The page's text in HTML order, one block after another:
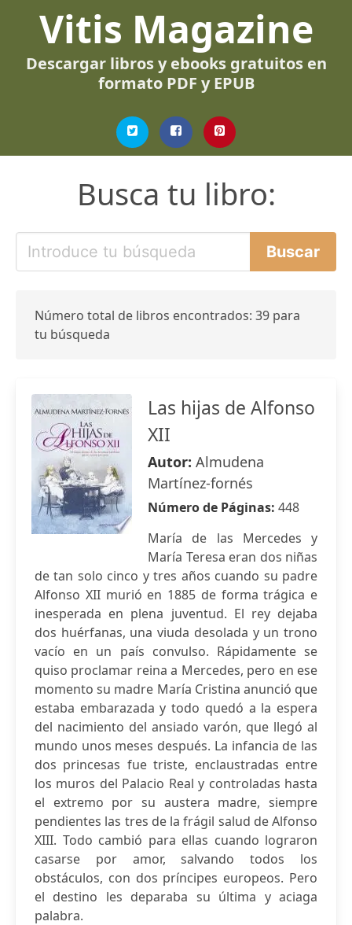
Vitis Magazine
Descargar libros y ebooks gratuitos en
formato PDF y EPUB
Busca tu libro:
Número total de libros encontrados: 39 para
tu búsqueda
Las hijas de Alfonso
XII
Autor: Almudena
Martínez-fornés
Número de Páginas: 448
María de las Mercedes y
María Teresa eran dos niñas
de tan solo cinco y tres años cuando su padre
Alfonso XII murió en 1885 de forma trágica e
inesperada en plena juventud. El rey dejaba
dos huérfanas, una viuda desolada y un trono
vacío en un país convulso. Rápidamente se
quiso proclamar reina a Mercedes, pero en ese
momento su madre María Cristina anunció que
estaba embarazada y todo quedó a la espera
del nacimiento del ansiado varón, que llegó al
mundo unos meses después. La infancia de las
dos princesas fue triste, enclaustradas entre
los muros del Palacio Real y controladas hasta
el extremo por su austera madre, siempre
pendientes las tres de la frágil salud de Alfonso
XIII. Todo cambió para ellas cuando lograron
casarse por amor, salvando todos los
obstáculos, con dos príncipes europeos. Pero
el destino les deparaba su última y aciaga
palabra.